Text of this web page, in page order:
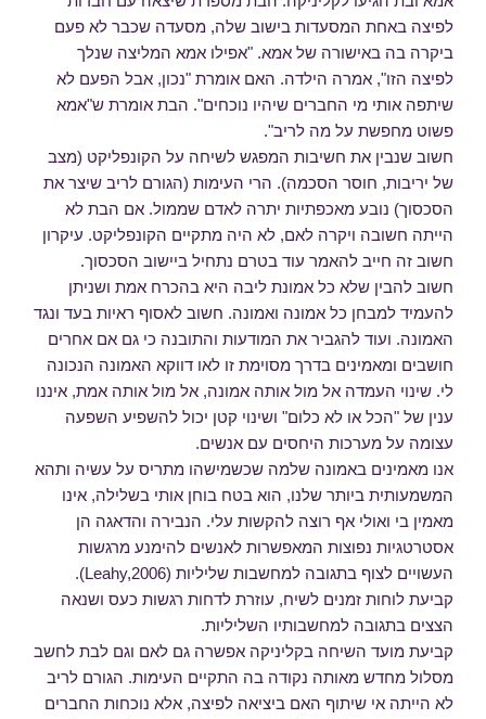
לפיצה באחת המסעדות בישוב שלה, מסעדה שכבר לא פעם
ביקרה בה באישורה של אמא. "אפילו אמא המליצה שנלך
לפיצה הזו", אמרה הילדה. האם אומרת "נכון, אבל הפעם לא
שיתפה אותי מי החברים שיהיו נוכחים". הבת אומרת ש"אמא
פשוט מחפשת על מה לריב".
חשוב שנבין את חשיבות המפגש לשיחה על הקונפליקט (מצב
של יריבות, חוסר הסכמה). הרי העימות (הגורם לריב שיצר את
הסכסוך) נובע מאכפתיות יתרה לאדם שממול. אם הבת לא
הייתה חשובה ויקרה לאם, לא היה מתקיים הקונפליקט. עיקרון
חשוב זה חייב להאמר עוד בטרם נתחיל ביישוב הסכסוך.
חשוב להבין שלא כל אמונת ליבה היא בהכרח אמת ושניתן
להעמיד למבחן כל אמונה ואמונה. חשוב לאסוף ראיות בעד ונגד
האמונה. ועוד להגביר את המודעות והתובנה כי גם אם אחרים
חושבים ומאמינים בדרך מסוימת זו לאו דווקא האמונה הנכונה
לי. שינוי העמדה אל מול אותה אמונה, אל מול אותה אמת, איננו
ענין של "הכל או לא כלום" ושינוי קטן יכול להשפיע השפעה
עצומה על מערכות היחסים עם אנשים.
אנו מאמינים באמונה שלמה שכשמישהו מתריס על עשיה ותהא
המשמעותית ביותר שלנו, הוא בטח בוחן אותי בשלילה, אינו
מאמין בי ואולי אף רוצה להקשות עלי. הנבירה והדאגה הן
אסטרטגיות נפוצות המאפשרות לאנשים להימנע מרגשות
העשויים לצוף בתגובה למחשבות שליליות (Leahy,2006).
קביעת לוחות זמנים לשיח, עוזרת לדחות רגשות כעס ושנאה
הצצים בתגובה למחשבותיו השליליות.
קביעת מועד השיחה בקליניקה אפשרה גם לאם וגם לבת לחשב
מסלול מחדש מאותה נקודה בה התקיים העימות. הגורם לריב
לא הייתה אי שיתוף האם ביציאה לפיצה, אלא נוכחות החברים